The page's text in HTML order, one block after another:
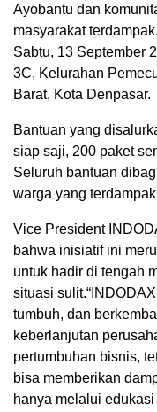
Ayobantu dan
masyarakat
Sabtu, 13 September
3C, Kelurahan
Barat, Kota Denpasar.
Bantuan yang
siap saji, 200 paket
Seluruh bantuan
warga yang
Vice President
bahwa inisiatif ini
untuk hadir di tengah
situasi
tumbuh, dan
keberlanjutan
pertumbuhan bisnis,
bisa memberikan
hanya melalui